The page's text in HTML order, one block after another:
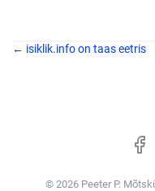
← isiklik.info on taas eetris
© 2026 Peeter P.